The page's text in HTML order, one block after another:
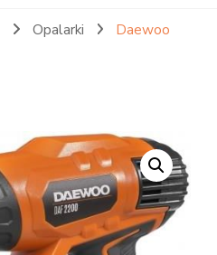
Opalarki
Daewoo